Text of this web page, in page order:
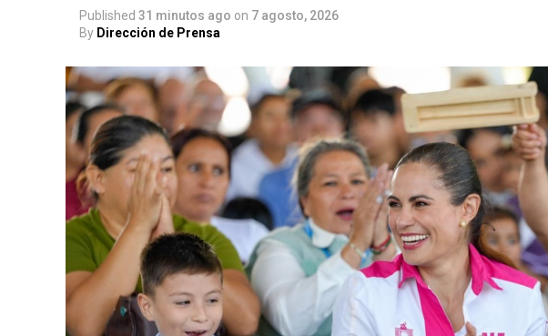
Published 31 minutos ago on 7 agosto, 2026
By Dirección de Prensa